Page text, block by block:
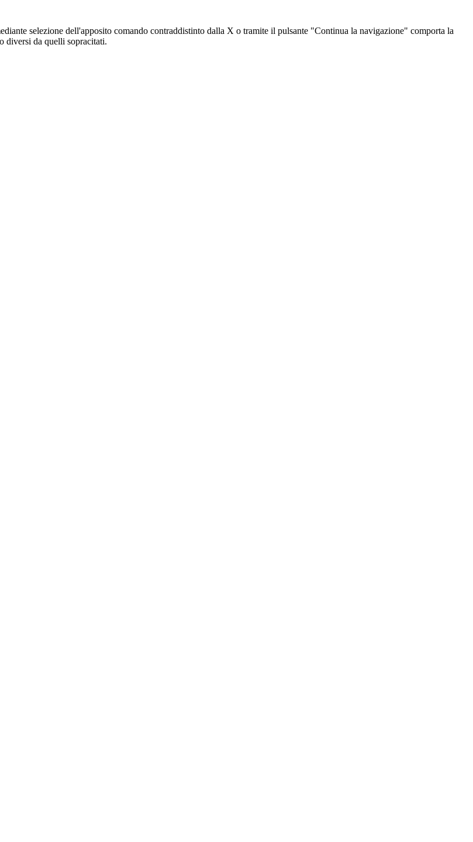
selezione dell'apposito comando contraddistinto dalla X o tramite il pulsante "Continua la navigazione" comporta la
diversi da quelli sopracitati.